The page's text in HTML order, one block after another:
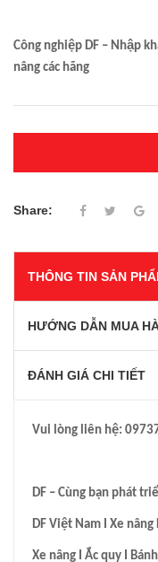
Công nghiệp DF – Nhập
nâng các hãng
Share:
THÔNG TIN SẢN
HƯỚNG DẪN MUA
ĐÁNH GIÁ CHI TIẾT
Vui lòng liên hệ:
DF – Cùng bạn phát
DF Việt Nam I Xe nâng
Xe nâng I Ắc quy I